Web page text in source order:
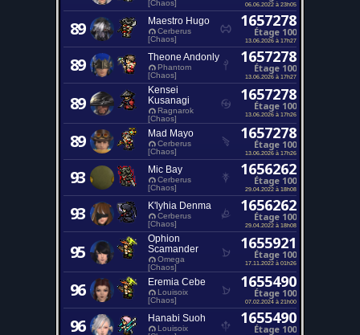
[Chaos]
06.06.2022 à 23h05
89 Maestro Hugo
Cerberus
[Chaos]
1657278
Étage 100
13.06.2026 à 17h27
89 Theone Andonly
Phantom
[Chaos]
1657278
Étage 100
13.06.2026 à 17h27
89
Kensei
Kusanagi
Ragnarok
[Chaos]
1657278
Étage 100
13.06.2026 à 17h26
89 Mad Mayo
Cerberus
[Chaos]
1657278
Étage 100
13.06.2026 à 17h26
93 Mic Bay
Cerberus
[Chaos]
1656262
Étage 100
29.04.2022 à 18h08
93 K'lyhia Denma
Cerberus
[Chaos]
1656262
Étage 100
29.04.2022 à 18h08
95
Ophion
Scamander
Omega
[Chaos]
1655921
Étage 100
17.11.2022 à 01h26
96 Eremia Cebe
Louisoix
[Chaos]
1655490
Étage 100
07.02.2024 à 21h00
96 Hanabi Suoh
Louisoix
1655490
Étage 100